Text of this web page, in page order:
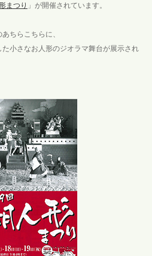
まつり 」が開催されています。
ちらこちらに、
小さなお人形のジオラマ舞台が展示され